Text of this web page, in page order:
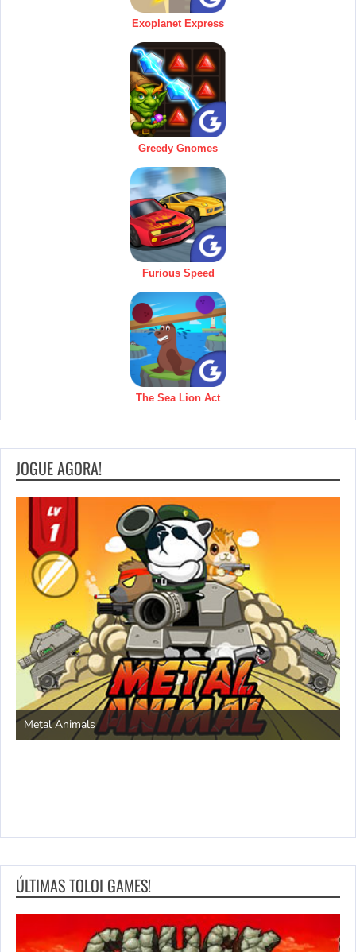
Exoplanet Express
Greedy Gnomes
Furious Speed
The Sea Lion Act
JOGUE AGORA!
Metal Animals
ÚLTIMAS TOLOI GAMES!